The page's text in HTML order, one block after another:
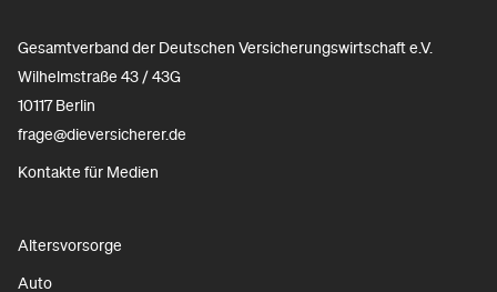
Gesamtverband der Deutschen Versicherungswirtschaft e.V.
Wilhelmstraße 43 / 43G
10117 Berlin
frage@dieversicherer.de
Kontakte für Medien
Altersvorsorge
Auto